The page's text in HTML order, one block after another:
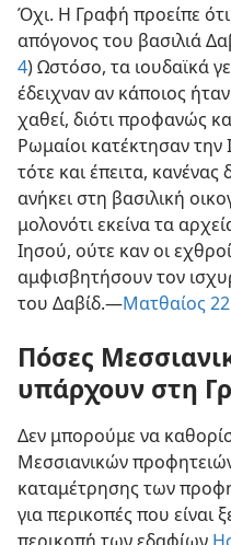
Όχι. Η Γραφή προείπε
απόγονος του βασιλιά
4) Ωστόσο, τα ιουδαϊκά
έδειχναν αν κάποιος
χαθεί, διότι προφανώς
Ρωμαίοι κατέκτησαν την
τότε και έπειτα, κανένας
ανήκει στη βασιλική
μολονότι εκείνα τα
Ιησού, ούτε καν οι
αμφισβητήσουν τον
του Δαβίδ.—Ματθαίος
Πόσες
υπάρχουν στη
Δεν μπορούμε να
Μεσσιανικών
καταμέτρησης των
για περικοπές που είναι